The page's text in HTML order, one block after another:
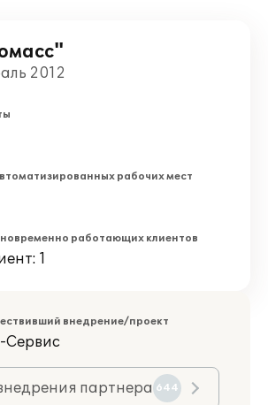
2012
рабочих мест
работающих клиентов
1
внедрение/проект
Сервис
партнера 644